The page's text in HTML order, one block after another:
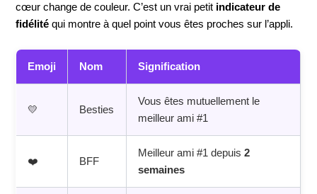
cœur change de couleur. C’est un vrai petit indicateur de
fidélité qui montre à quel point vous êtes proches sur l’appli.
Emoji Nom Signification
💛 Besties
Vous êtes mutuellement le
meilleur ami #1
❤️ BFF
Meilleur ami #1 depuis2
semaines